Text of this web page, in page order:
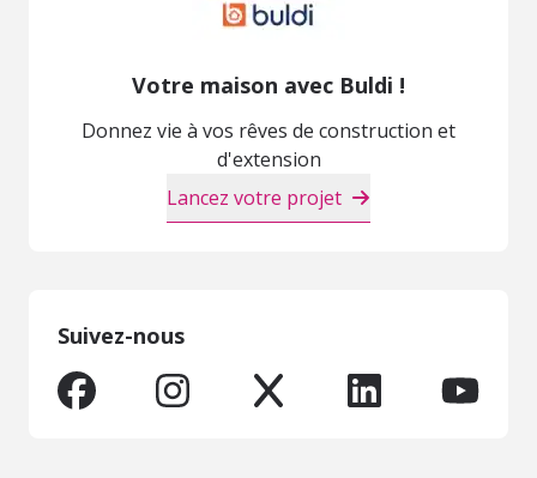
Votre maison avec Buldi !
Donnez vie à vos rêves de construction et
d'extension
Lancez votre projet
Suivez-nous